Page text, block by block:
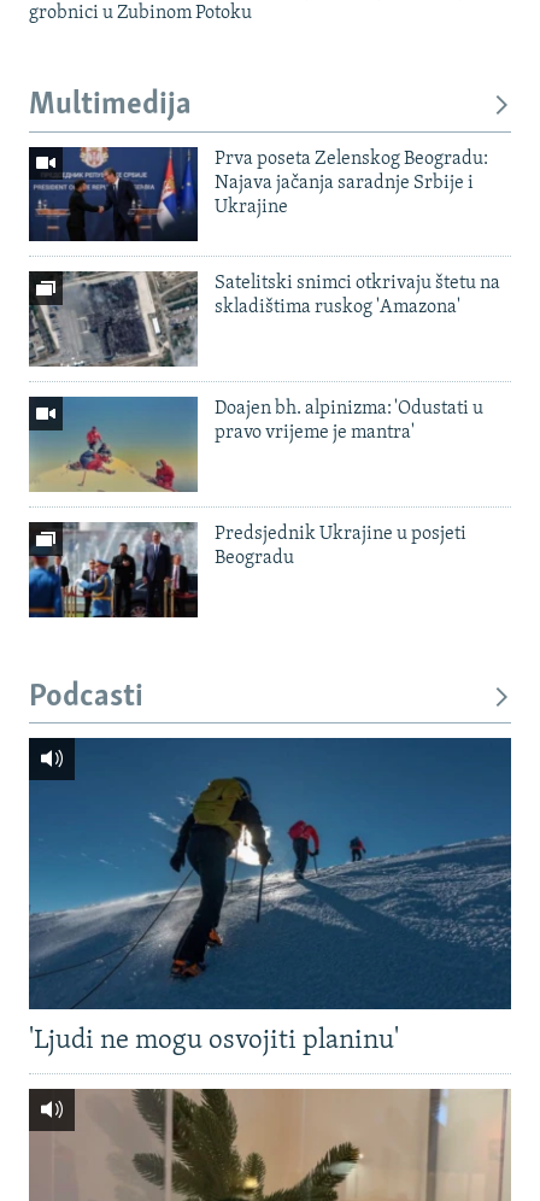
grobnici u Zubinom Potoku
Multimedija
Prva poseta Zelenskog Beogradu:
Najava jačanja saradnje Srbije i
Ukrajine
Satelitski snimci otkrivaju štetu na
skladištima ruskog 'Amazona'
Doajen bh. alpinizma: 'Odustati u
pravo vrijeme je mantra'
Predsjednik Ukrajine u posjeti
Beogradu
Podcasti
'Ljudi ne mogu osvojiti planinu'